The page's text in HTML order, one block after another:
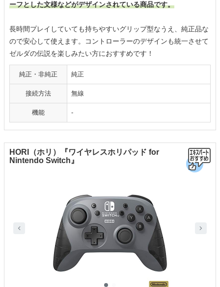
ーフとした文様などがデザインされている商品です。
長時間プレイしていても持ちやすいグリップ型なうえ、純正品な
ので安心して使えます。コントローラーのデザインも統一させて
ゼルダの伝説を楽しみたい方におすすめです！
純正・非純正 純正
接続方法 無線
機能 -
HORI（ホリ）『ワイヤレスホリパッド for
Nintendo Switch』